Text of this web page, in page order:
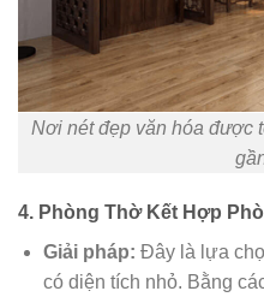
Nơi nét đẹp văn hóa được
4. Phòng Thờ Kết Hợp
Giải pháp: Đây là lựa
có diện tích nhỏ. Bằng